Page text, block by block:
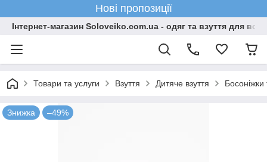
Нові пропозиції
Інтернет-магазин Soloveiko.com.ua - одяг та взуття для всієї
Товари та услуги Взуття Дитяче взуття Босоніжки
Знижка –49%